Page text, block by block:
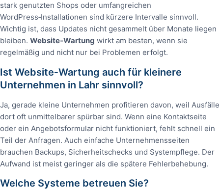
stark genutzten Shops oder umfangreichen
WordPress‑Installationen sind kürzere Intervalle sinnvoll.
Wichtig ist, dass Updates nicht gesammelt über Monate liegen
bleiben. Website‑Wartung wirkt am besten, wenn sie
regelmäßig und nicht nur bei Problemen erfolgt.
Ist Website‑Wartung auch für kleinere
Unternehmen in Lahr sinnvoll?
Ja, gerade kleine Unternehmen profitieren davon, weil Ausfälle
dort oft unmittelbarer spürbar sind. Wenn eine Kontaktseite
oder ein Angebotsformular nicht funktioniert, fehlt schnell ein
Teil der Anfragen. Auch einfache Unternehmensseiten
brauchen Backups, Sicherheitschecks und Systempflege. Der
Aufwand ist meist geringer als die spätere Fehlerbehebung.
Welche Systeme betreuen Sie?